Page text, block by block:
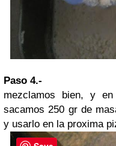
Paso 4.-
mezclamos bien, y
sacamos 250 gr de
y usarlo en la proxima